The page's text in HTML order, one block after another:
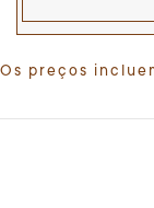
Os preços